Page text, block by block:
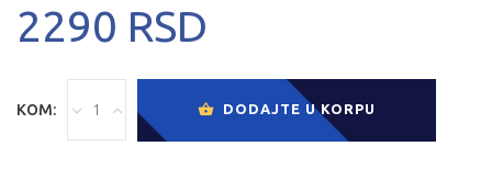
2290 RSD
KOM: DODAJTE U KORPU